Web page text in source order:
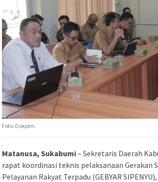
Foto: Dokpim.
Matanusa, Sukabumi– Sekretaris Daerah
rapat koordinasi teknis pelaksanaan Gerakan
Pelayanan Rakyat Terpadu (GEBYAR